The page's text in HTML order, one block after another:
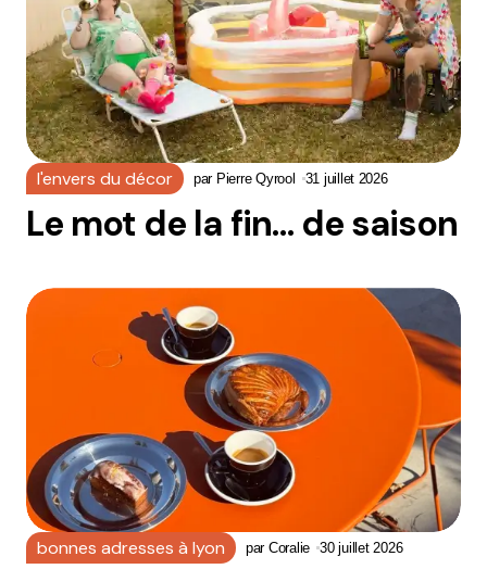
l'envers du décor par Pierre Qyrool 31 juillet 2026
Le mot de la fin… de saison
bonnes adresses à lyon par Coralie 30 juillet 2026